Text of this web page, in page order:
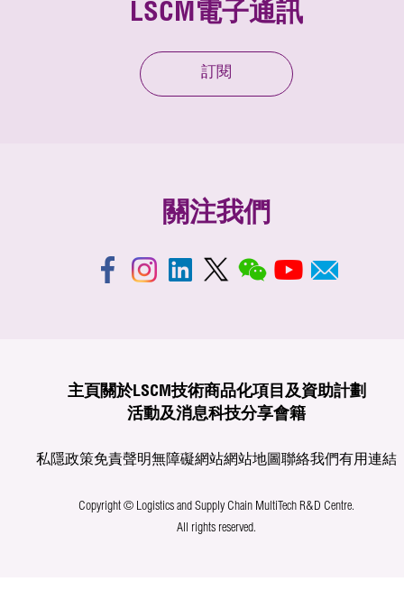
LSCM電子通訊
訂閱
關注我們
主頁 關於LSCM技術商品化項目及資助計劃
活動及消息科技分享會籍
私隱政策免責聲明無障礙網站網站地圖聯絡我們有用連結
Copyright © Logistics and Supply Chain MultiTech R&D Centre.
All rights reserved.